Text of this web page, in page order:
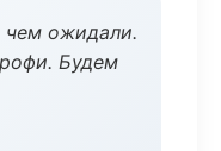
чем ожидали.
Будем